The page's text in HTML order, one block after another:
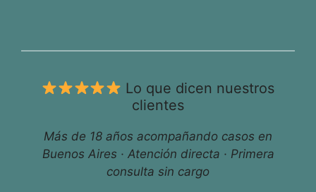
Lo que dicen nuestros
clientes
Más de 18 años acompañando casos en
Buenos Aires · Atención directa · Primera
consulta sin cargo